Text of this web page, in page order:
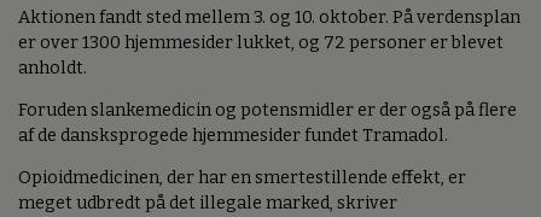
Aktionen fandt sted mellem 3. og 10. oktober. På verdensplan
er over 1300 hjemmesider lukket, og 72 personer er blevet
anholdt.
Foruden slankemedicin og potensmidler er der også på flere
af de dansksprogede hjemmesider fundet Tramadol.
Opioidmedicinen, der har en smertestillende effekt, er
meget udbredt på det illegale marked, skriver